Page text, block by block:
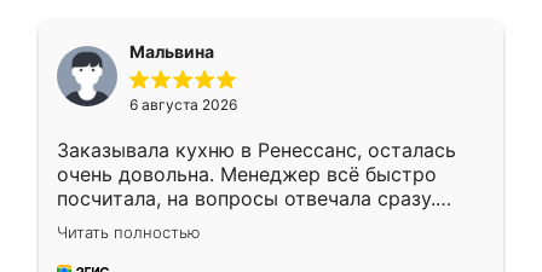
Мальвина
6 августа 2026
Заказывала кухню в Ренессанс, осталась
очень довольна. Менеджер всё быстро
посчитала, на вопросы отвечала сразу.
Замерщик приехал в субботу, подошёл к
делу со всей ответственностью. Собрали
Читать полностью